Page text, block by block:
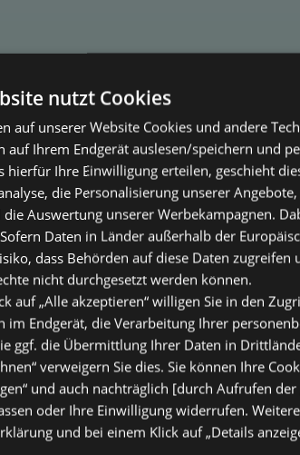
Perlweiß
€ statt 74,00 €
eine platzsparende Lösung, um CDs,
übersichtlich zu verstauen. Die schlichte
flexibel unterschiedlichen
(B x H x T) nutzt das CD-Regal Soul die
ideal für Wohn- oder Arbeitsbereiche mit
aus Holzwerkstoff mit Melaminoberfläche,
alltagstauglich. Insgesamt neun
eine flexible Einteilung der zehn
ist bis ca. 5 kg belastbar. Kunststofffüße
Zu den praktischen Funktionen zählt die
nutzt Cookies
auf unserer Website Cookies und andere
auf Ihrem Endgerät auslesen/speichern und
hierfür Ihre Einwilligung erteilen, geschieht
die Personalisierung unserer
Auswertung unserer Werbekampagnen.
Daten in Länder außerhalb der
dass Behörden auf diese Daten
nicht durchgesetzt werden können.
auf „Alle akzeptieren“ willigen Sie in den
im Endgerät, die Verarbeitung Ihrer
ggf. die Übermittlung Ihrer Daten in
verweigern Sie dies. Sie können Ihre
und auch nachträglich [durch Aufrufen
oder Ihre Einwilligung widerrufen.
und bei einem Klick auf „Details